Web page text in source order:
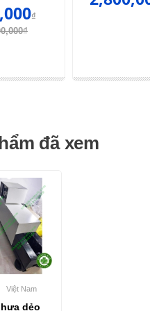
₫
đã xem
Việt Nam
dẻo